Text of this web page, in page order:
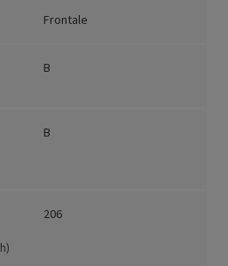
Frontale
B
B
206